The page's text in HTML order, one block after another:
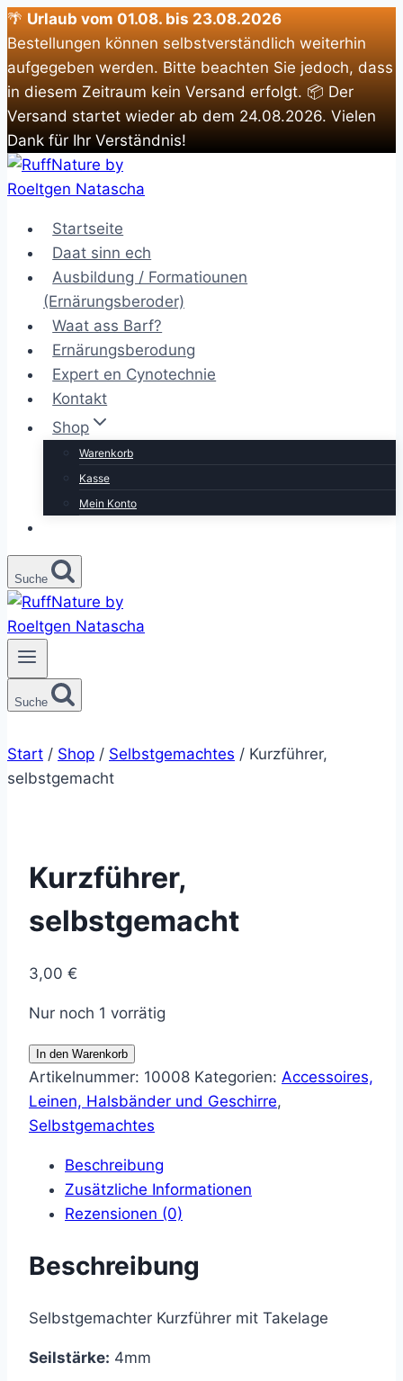
🌴 Urlaub vom 01.08. bis 23.08.2026
Bestellungen können selbstverständlich weiterhin
aufgegeben werden. Bitte beachten Sie jedoch, dass
in diesem Zeitraum kein Versand erfolgt. 📦 Der
Versand startet wieder ab dem 24.08.2026. Vielen
Dank für Ihr Verständnis!
Zum
Inhalt
Startseite
Daat sinn ech
Ausbildung / Formatiounen
(Ernärungsberoder)
Waat ass Barf?
Ernärungsberodung
Expert en Cynotechnie
Kontakt
Shop
Warenkorb
Kasse
Mein Konto
Suche
Suche
Start / Shop / Selbstgemachtes / Kurzführer,
selbstgemacht
Kurzführer,
selbstgemacht
3,00 €
Nur noch 1 vorrätig
Kurzführer,
selbstgemacht
Menge
In den Warenkorb
Artikelnummer: 10008 Kategorien: Accessoires,
Leinen, Halsbänder und Geschirre,
Selbstgemachtes
Beschreibung
Zusätzliche Informationen
Rezensionen (0)
Beschreibung
Selbstgemachter Kurzführer mit Takelage
Seilstärke: 4mm